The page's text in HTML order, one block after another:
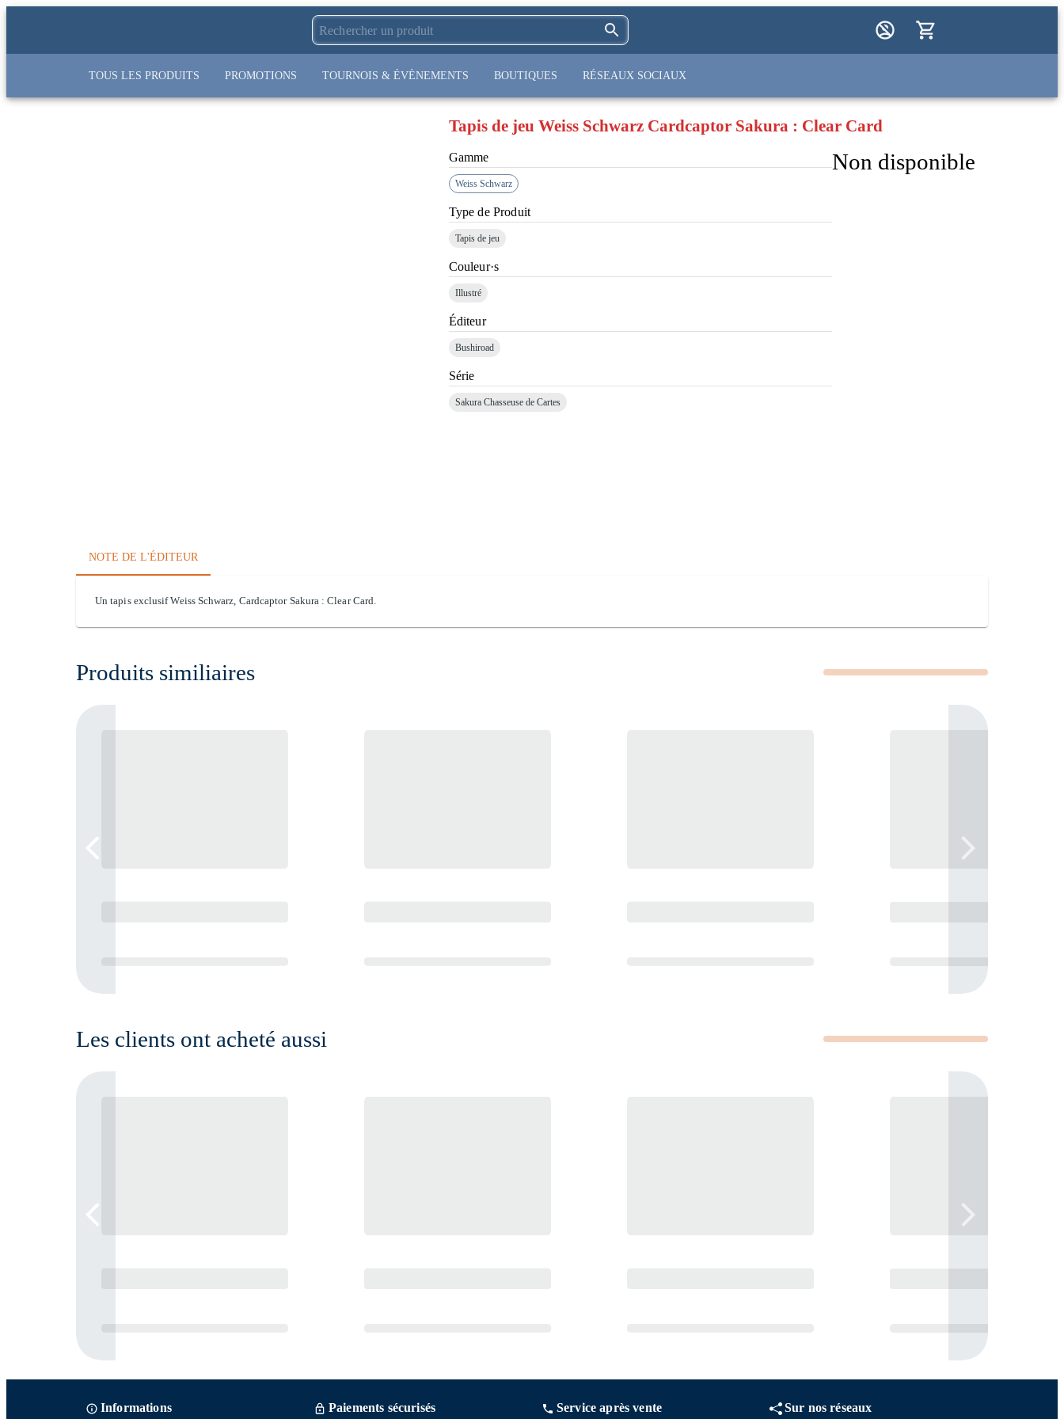
TOUS LES PRODUITS PROMOTIONS TOURNOIS & ÉVÈNEMENTS BOUTIQUES RÉSEAUX SOCIAUX
Tapis de jeu Weiss Schwarz Cardcaptor Sakura : Clear Card
Gamme
Weiss Schwarz
Type de Produit
Tapis de jeu
Couleur·s
Illustré
Éditeur
Bushiroad
Série
Sakura Chasseuse de Cartes
Non disponible
NOTE DE L'ÉDITEUR
Un tapis exclusif Weiss Schwarz, Cardcaptor Sakura : Clear Card.
Produits similiaires
Les clients ont acheté aussi
Informations Paiements sécurisés Service après vente Sur nos réseaux